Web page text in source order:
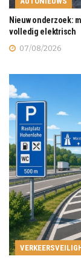
Nieuw onderzoek:
volledig elektrisch
07/08/2026